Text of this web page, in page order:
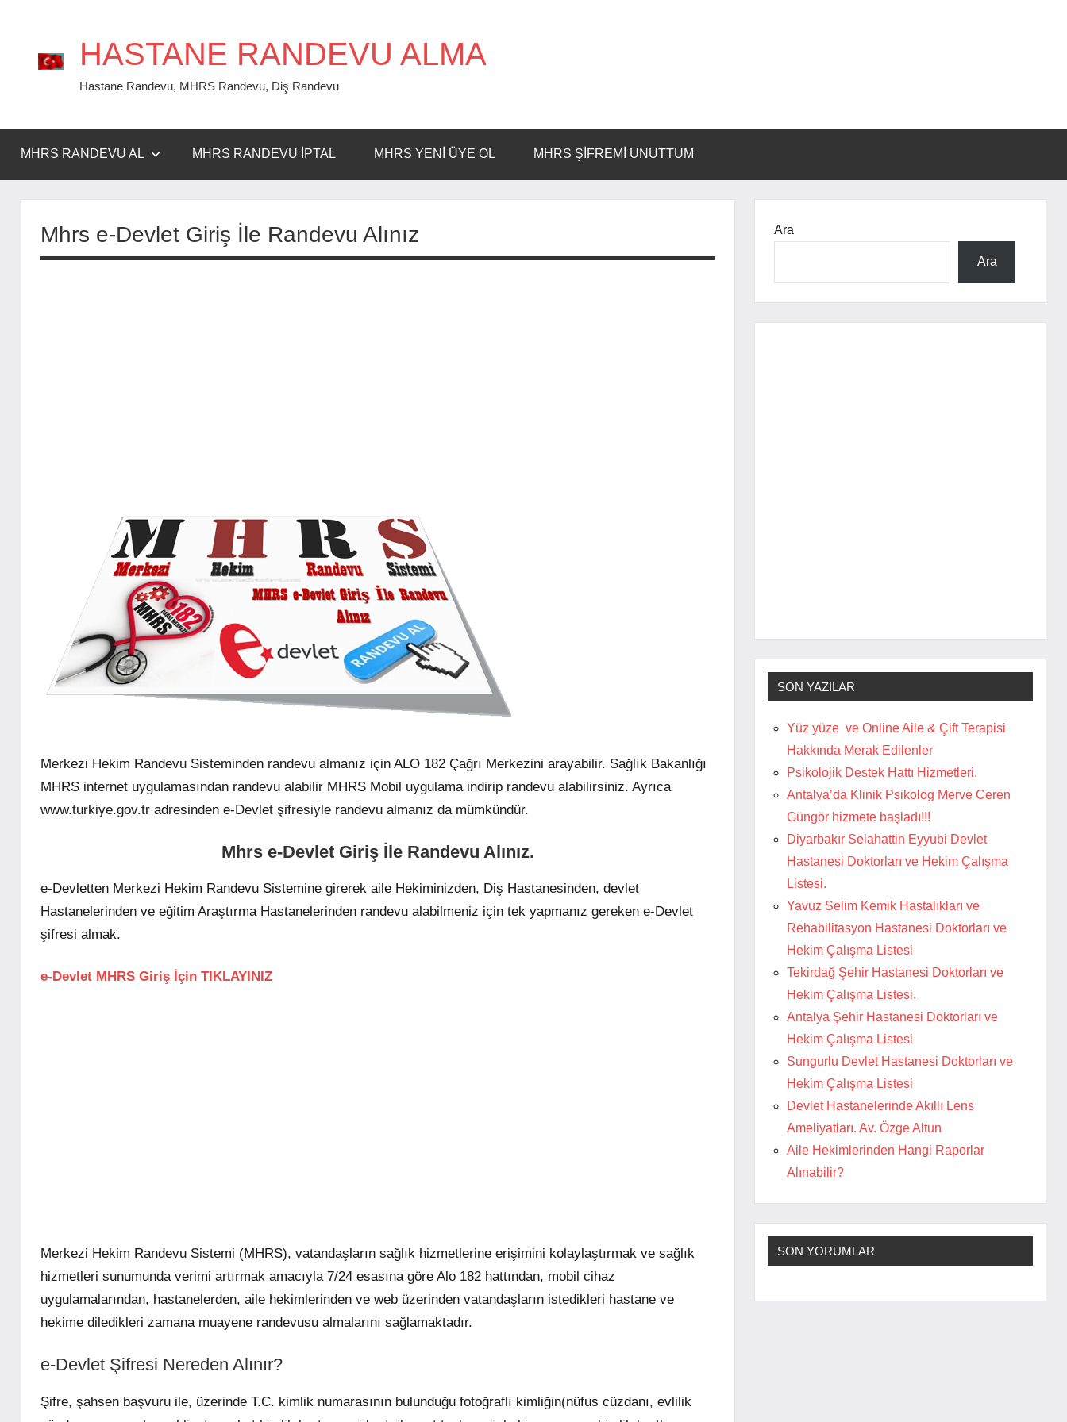
HASTANE RANDEVU ALMA
Hastane Randevu, MHRS Randevu, Diş Randevu
MHRS RANDEVU AL MHRS RANDEVU İPTAL MHRS YENI ÜYE OL MHRS ŞIFREMI UNUTTUM
Mhrs e-Devlet Giriş İle Randevu Alınız
Merkezi Hekim Randevu Sisteminden randevu almanız için ALO 182 Çağrı Merkezini arayabilir. Sağlık Bakanlığı
MHRS internet uygulamasından randevu alabilir MHRS Mobil uygulama indirip randevu alabilirsiniz. Ayrıca
www.turkiye.gov.tr adresinden e-Devlet şifresiyle randevu almanız da mümkündür.
Mhrs e-Devlet Giriş İle Randevu Alınız.
e-Devletten Merkezi Hekim Randevu Sistemine girerek aile Hekiminizden, Diş Hastanesinden, devlet
Hastanelerinden ve eğitim Araştırma Hastanelerinden randevu alabilmeniz için tek yapmanız gereken e-Devlet
şifresi almak.
e-Devlet MHRS Giriş İçin TIKLAYINIZ
Merkezi Hekim Randevu Sistemi (MHRS), vatandaşların sağlık hizmetlerine erişimini kolaylaştırmak ve sağlık
hizmetleri sunumunda verimi artırmak amacıyla 7/24 esasına göre Alo 182 hattından, mobil cihaz
uygulamalarından, hastanelerden, aile hekimlerinden ve web üzerinden vatandaşların istedikleri hastane ve
hekime diledikleri zamana muayene randevusu almalarını sağlamaktadır.
e-Devlet Şifresi Nereden Alınır?
Şifre, şahsen başvuru ile, üzerinde T.C. kimlik numarasının bulunduğu fotoğraflı kimliğin(nüfus cüzdanı, evlilik
Ara
Ara
SON YAZILAR
Yüz yüze ve Online Aile & Çift Terapisi
Hakkında Merak Edilenler
Psikolojik Destek Hattı Hizmetleri.
Antalya’da Klinik Psikolog Merve Ceren
Güngör hizmete başladı!!!
Diyarbakır Selahattin Eyyubi Devlet
Hastanesi Doktorları ve Hekim Çalışma
Listesi.
Yavuz Selim Kemik Hastalıkları ve
Rehabilitasyon Hastanesi Doktorları ve
Hekim Çalışma Listesi
Tekirdağ Şehir Hastanesi Doktorları ve
Hekim Çalışma Listesi.
Antalya Şehir Hastanesi Doktorları ve
Hekim Çalışma Listesi
Sungurlu Devlet Hastanesi Doktorları ve
Hekim Çalışma Listesi
Devlet Hastanelerinde Akıllı Lens
Ameliyatları. Av. Özge Altun
Aile Hekimlerinden Hangi Raporlar
Alınabilir?
SON YORUMLAR